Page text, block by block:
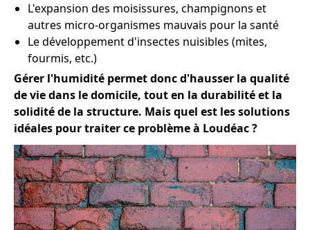
L'expansion des moisissures, champignons et
autres micro-organismes mauvais pour la santé
Le développement d'insectes nuisibles (mites,
fourmis, etc.)
Gérer l'humidité permet donc d'hausser la qualité
de vie dans le domicile, tout en la durabilité et la
solidité de la structure. Mais quel est les solutions
idéales pour traiter ce problème à Loudéac ?